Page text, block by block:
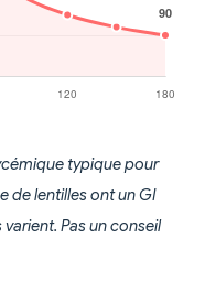
typique pour
de lentilles ont un GI
Pas un conseil